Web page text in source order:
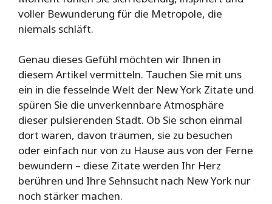
voller Bewunderung für die Metropole, die
niemals schläft.
Genau dieses Gefühl möchten wir Ihnen in
diesem Artikel vermitteln. Tauchen Sie mit uns
ein in die fesselnde Welt der New York Zitate und
spüren Sie die unverkennbare Atmosphäre
dieser pulsierenden Stadt. Ob Sie schon einmal
dort waren, davon träumen, sie zu besuchen
oder einfach nur von zu Hause aus von der Ferne
bewundern – diese Zitate werden Ihr Herz
berühren und Ihre Sehnsucht nach New York nur
noch stärker machen.